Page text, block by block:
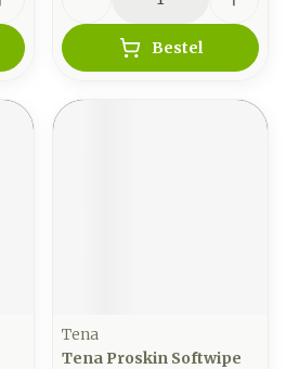
Bestel
Tena
Tena Proskin Softwipe